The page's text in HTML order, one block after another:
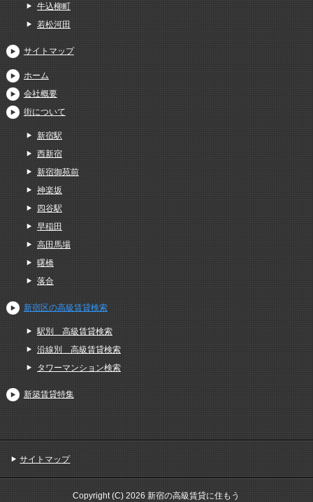
牛込柳町
若松河田
サイトマップ
ホーム
会社概要
街について
新宿駅
西新宿
新宿御苑前
神楽坂
四谷駅
早稲田
高田馬場
曙橋
落合
新宿区の高級賃貸検索
駅別＿高級賃貸検索
沿線別＿高級賃貸検索
タワーマンション検索
新築賃貸特集
サイトマップ
Copyright (C) 2026 新宿の高級賃貸に住もう